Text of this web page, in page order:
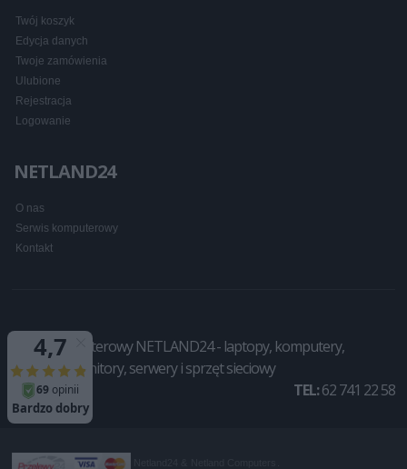
Twój koszyk
Edycja danych
Twoje zamówienia
Ulubione
Rejestracja
Logowanie
NETLAND24
O nas
Serwis komputerowy
Kontakt
Sklep komputerowy NETLAND24 - laptopy, komputery,
drukarki, monitory, serwery i sprzęt sieciowy
TEL:62 741 22 58